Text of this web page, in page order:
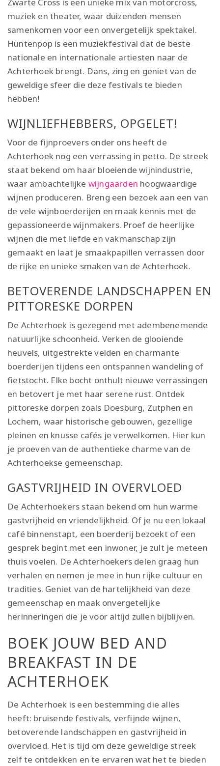
Zwarte Cross is een unieke mix van motorcross,
muziek en theater, waar duizenden mensen
samenkomen voor een onvergetelijk spektakel.
Huntenpop is een muziekfestival dat de beste
nationale en internationale artiesten naar de
Achterhoek brengt. Dans, zing en geniet van de
geweldige sfeer die deze festivals te bieden
hebben!
WIJNLIEFHEBBERS, OPGELET!
Voor de fijnproevers onder ons heeft de
Achterhoek nog een verrassing in petto. De streek
staat bekend om haar bloeiende wijnindustrie,
waar ambachtelijke wijngaarden hoogwaardige
wijnen produceren. Breng een bezoek aan een van
de vele wijnboerderijen en maak kennis met de
gepassioneerde wijnmakers. Proef de heerlijke
wijnen die met liefde en vakmanschap zijn
gemaakt en laat je smaakpapillen verrassen door
de rijke en unieke smaken van de Achterhoek.
BETOVERENDE LANDSCHAPPEN EN
PITTORESKE DORPEN
De Achterhoek is gezegend met adembenemende
natuurlijke schoonheid. Verken de glooiende
heuvels, uitgestrekte velden en charmante
boerderijen tijdens een ontspannen wandeling of
fietstocht. Elke bocht onthult nieuwe verrassingen
en betovert je met haar serene rust. Ontdek
pittoreske dorpen zoals Doesburg, Zutphen en
Lochem, waar historische gebouwen, gezellige
pleinen en knusse cafés je verwelkomen. Hier kun
je proeven van de authentieke charme van de
Achterhoekse gemeenschap.
GASTVRIJHEID IN OVERVLOED
De Achterhoekers staan bekend om hun warme
gastvrijheid en vriendelijkheid. Of je nu een lokaal
café binnenstapt, een boerderij bezoekt of een
gesprek begint met een inwoner, je zult je meteen
thuis voelen. De Achterhoekers delen graag hun
verhalen en nemen je mee in hun rijke cultuur en
tradities. Geniet van de hartelijkheid van deze
gemeenschap en maak onvergetelijke
herinneringen die je voor altijd zullen bijblijven.
BOEK JOUW BED AND
BREAKFAST IN DE
ACHTERHOEK
De Achterhoek is een bestemming die alles
heeft: bruisende festivals, verfijnde wijnen,
betoverende landschappen en gastvrijheid in
overvloed. Het is tijd om deze geweldige streek
zelf te ontdekken en te ervaren wat het te bieden